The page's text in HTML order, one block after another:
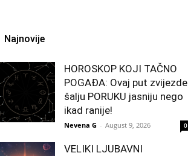
Najnovije
HOROSKOP KOJI TAČNO
POGAĐA: Ovaj put zvijezde
šalju PORUKU jasniju nego
ikad ranije!
Nevena G - August 9, 2026 0
VELIKI LJUBAVNI